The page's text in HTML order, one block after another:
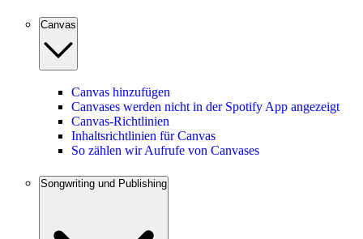
Canvas
Canvas hinzufügen
Canvases werden nicht in der Spotify App angezeigt
Canvas-Richtlinien
Inhaltsrichtlinien für Canvas
So zählen wir Aufrufe von Canvases
Songwriting und Publishing